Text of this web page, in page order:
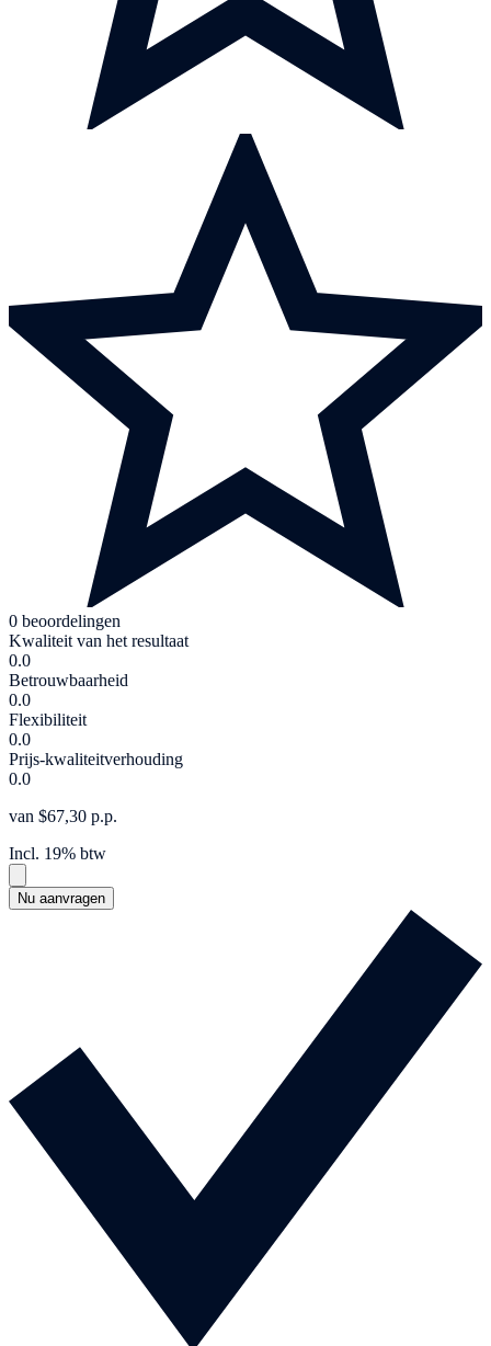
0 beoordelingen
Kwaliteit van het resultaat
0.0
Betrouwbaarheid
0.0
Flexibiliteit
0.0
Prijs-kwaliteitverhouding
0.0
van $67,30 p.p.
Incl. 19% btw
Nu aanvragen